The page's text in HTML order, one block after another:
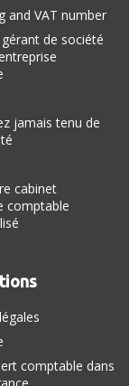
and VAT number
de société
jamais tenu de
cabinet
comptable
comptable dans